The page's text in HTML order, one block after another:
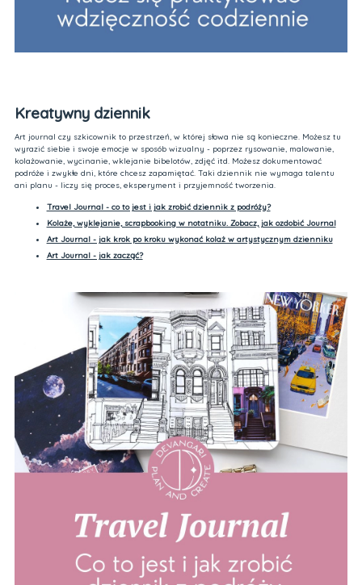
Kreatywny dziennik
Art journal czy szkicownik to przestrzeń, w której słowa nie są konieczne. Możesz tu
wyrazić siebie i swoje emocje w sposób wizualny - poprzez rysowanie, malowanie,
kolażowanie, wycinanie, wklejanie bibelotów, zdjęć itd. Możesz dokumentować
podróże i zwykłe dni, które chcesz zapamiętać. Taki dziennik nie wymaga talentu
ani planu - liczy się proces, eksperyment i przyjemność tworzenia.
Travel Journal - co to jest i jak zrobić dziennik z podróży?
Kolaże, wyklejanie, scrapbooking w notatniku. Zobacz, jak ozdobić Journal
Art Journal - jak krok po kroku wykonać kolaż w artystycznym dzienniku
Art Journal - jak zacząć?